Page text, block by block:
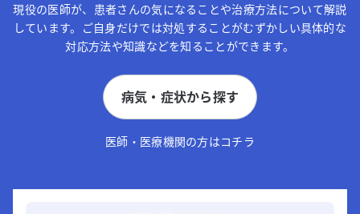
現役の医師が、患者さんの気になることや治療方法について解説
しています。ご自身だけでは対処することがむずかしい具体的な
対応方法や知識などを知ることができます。
病気・症状から探す
医師・医療機関の方はコチラ